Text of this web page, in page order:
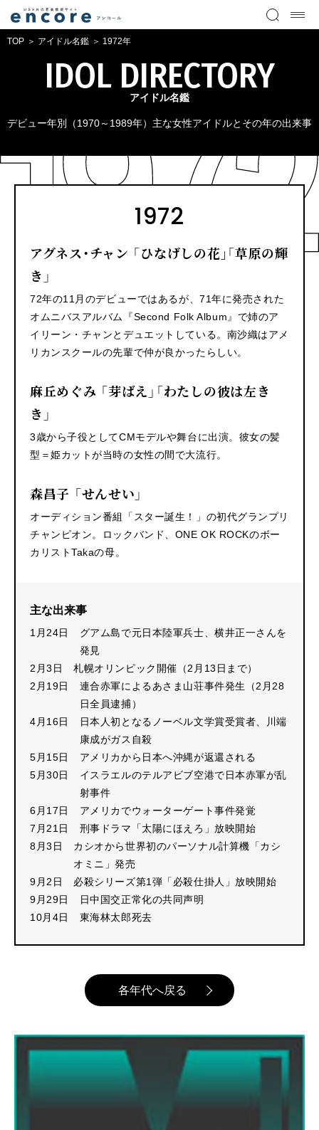
TOP アイドル名鑑 1972年
IDOL DIRECTORY
アイドル名鑑
デビュー年別（1970～1989年）主な女性アイドルとその年の出来事
1972
アグネス・チャン 「ひなげしの花｣「草原の輝
き」
72年の11月のデビューではあるが、71年に発売された
オムニバスアルバム『Second Folk Album』で姉のア
イリーン・チャンとデュエットしている。南沙織はアメ
リカンスクールの先輩で仲が良かったらしい。
麻丘めぐみ 「芽ばえ」「わたしの彼は左き
き」
3歳から子役としてCMモデルや舞台に出演。彼女の髪
型＝姫カットが当時の女性の間で大流行。
森昌子 「せんせい」
オーディション番組「スター誕生！」の初代グランプリ
チャンピオン。ロックバンド、ONE OK ROCKのボー
カリストTakaの母。
主な出来事
1月24日
グアム島で元日本陸軍兵士、横井正一さんを
発見
2月3日
札幌オリンピック開催（2月13日まで）
2月19日
連合赤軍によるあさま山荘事件発生（2月28
日全員逮捕）
4月16日
日本人初となるノーベル文学賞受賞者、川端
康成がガス自殺
5月15日
アメリカから日本へ沖縄が返還される
5月30日
イスラエルのテルアビブ空港で日本赤軍が乱
射事件
6月17日
アメリカでウォーターゲート事件発覚
7月21日
刑事ドラマ「太陽にほえろ」放映開始
8月3日
カシオから世界初のパーソナル計算機「カシ
オミニ」発売
9月2日
必殺シリーズ第1弾「必殺仕掛人」放映開始
9月29日
日中国交正常化の共同声明
10月4日
東海林太郎死去
各年代へ戻る